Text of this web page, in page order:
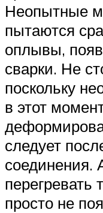
Неопытные
пытаются
оплывы,
сварки. Не
поскольку
в этот
следует
перегревать
просто не